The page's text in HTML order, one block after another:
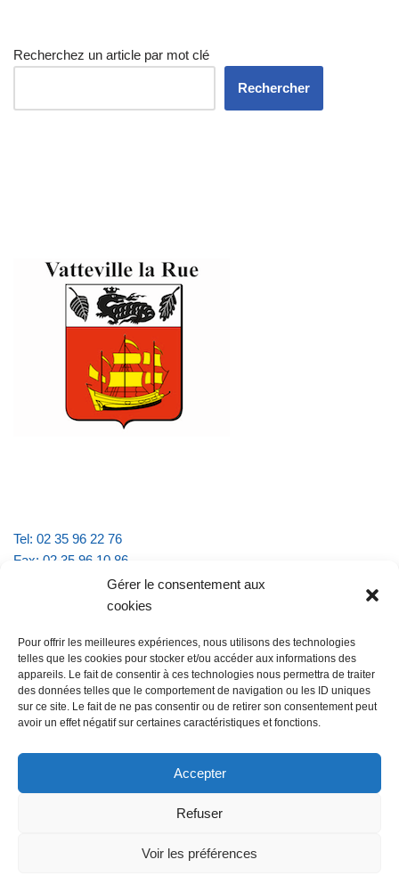
Gérer le consentement aux
cookies
Pour offrir les meilleures expériences, nous utilisons des technologies
telles que les cookies pour stocker et/ou accéder aux informations des
appareils. Le fait de consentir à ces technologies nous permettra de traiter
des données telles que le comportement de navigation ou les ID uniques
sur ce site. Le fait de ne pas consentir ou de retirer son consentement peut
avoir un effet négatif sur certaines caractéristiques et fonctions.
Accepter
Refuser
Voir les préférences
Recherchez un article par mot clé
Rechercher
Tel: 02 35 96 22 76
Fax: 02 35 96 10 86
Email : mairie.vattevillelarue@wanadoo.fr
lundi et jeudi de 9h à 11h30
mardi et vendredi de 16h à 18h30
@Vatteville-la-rue mentions légales